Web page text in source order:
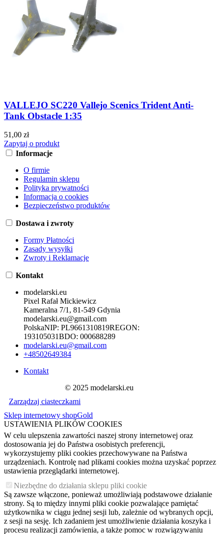
VALLEJO SC220 Vallejo Scenics Trident Anti-
Tank Obstacle 1:35
51,00 zł
Zapytaj o produkt
Informacje
O firmie
Regulamin sklepu
Polityka prywatności
Informacja o cookies
Bezpieczeństwo produktów
Dostawa i zwroty
Formy Płatności
Zasady wysyłki
Zwroty i Reklamacje
Kontakt
modelarski.eu
Pixel Rafał Mickiewicz
Kameralna 7/1, 81-549 Gdynia
modelarski.eu@gmail.com
PolskaNIP: PL9661310819REGON:
193105031BDO: 000688289
modelarski.eu@gmail.com
+48502649384
Kontakt
© 2025 modelarski.eu
Zarządzaj ciasteczkami
Sklep internetowy shopGold
USTAWIENIA PLIKÓW COOKIES
W celu ulepszenia zawartości naszej strony internetowej oraz
dostosowania jej do Państwa osobistych preferencji,
wykorzystujemy pliki cookies przechowywane na Państwa
urządzeniach. Kontrolę nad plikami cookies można uzyskać poprzez
ustawienia przeglądarki internetowej.
Niezbędne do działania sklepu pliki cookie
Są zawsze włączone, ponieważ umożliwiają podstawowe działanie
strony. Są to między innymi pliki cookie pozwalające pamiętać
użytkownika w ciągu jednej sesji lub, zależnie od wybranych opcji,
z sesji na sesję. Ich zadaniem jest umożliwienie działania koszyka i
procesu realizacji zamówienia, a także pomoc w rozwiązywaniu